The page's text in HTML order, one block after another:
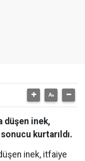
düşen inek,
kurtarıldı.
inek, itfaiye